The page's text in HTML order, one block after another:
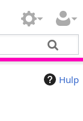
Hulp